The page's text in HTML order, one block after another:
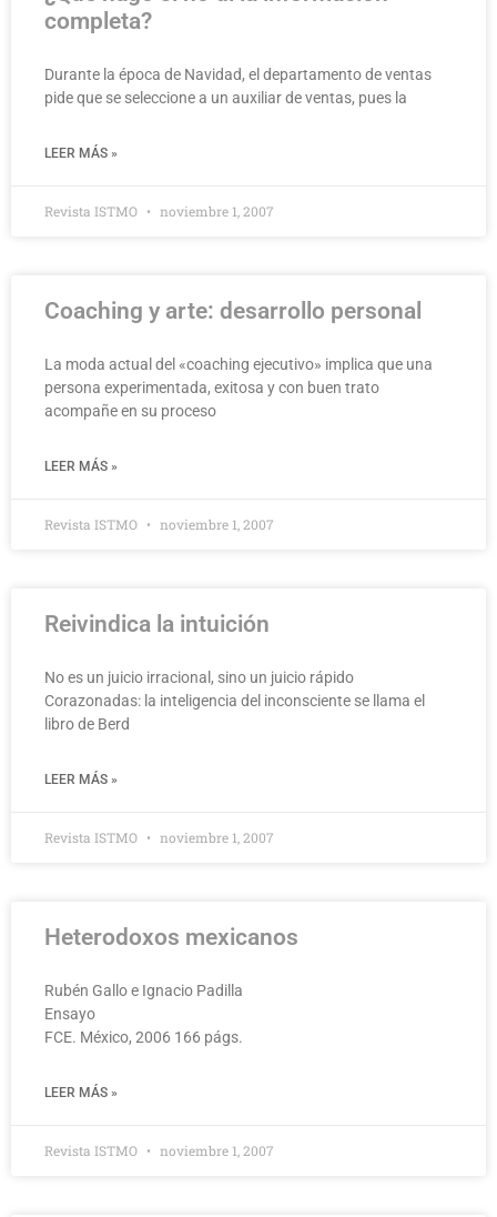
completa?
Durante la época de Navidad, el departamento de ventas
pide que se seleccione a un auxiliar de ventas, pues la
LEER MÁS »
Revista ISTMO noviembre 1, 2007
Coaching y arte: desarrollo personal
La moda actual del «coaching ejecutivo» implica que una
persona experimentada, exitosa y con buen trato
acompañe en su proceso
LEER MÁS »
Revista ISTMO noviembre 1, 2007
Reivindica la intuición
No es un juicio irracional, sino un juicio rápido
Corazonadas: la inteligencia del inconsciente se llama el
libro de Berd
LEER MÁS »
Revista ISTMO noviembre 1, 2007
Heterodoxos mexicanos
Rubén Gallo e Ignacio Padilla
Ensayo
FCE. México, 2006 166 págs.
LEER MÁS »
Revista ISTMO noviembre 1, 2007